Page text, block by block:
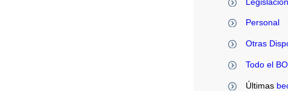
Personal
Otras
Todo el
Últimas